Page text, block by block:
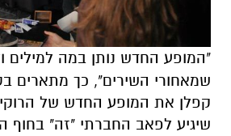
"המופע החדש נותן במה למילים
שמאחורי השירים", כך מתארים
קפלן את המופע החדש של
שיגיע לפאב החברתי "זה" בחוף